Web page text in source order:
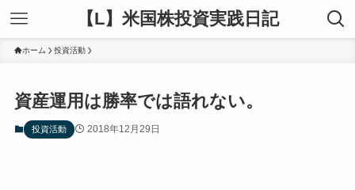
【L】米国株投資実践日記
ホーム 投資活動
資産運用は勝率では語れない。
投資活動 2018年12月29日